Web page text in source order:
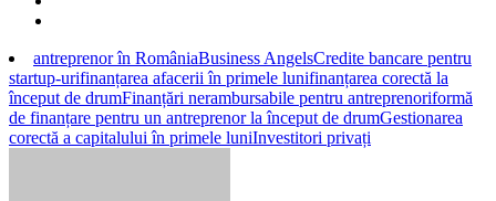
antreprenor în RomâniaBusiness AngelsCredite bancare pentru
startup-urifinanțarea afacerii în primele lunifinanțarea corectă la
început de drumFinanțări nerambursabile pentru antreprenoriformă
de finanțare pentru un antreprenor la început de drumGestionarea
corectă a capitalului în primele luniInvestitori privați